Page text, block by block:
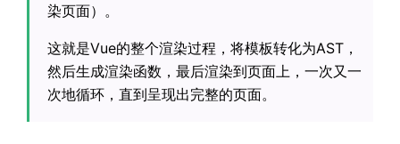
染页面）。
这就是Vue的整个渲染过程，将模板转化为AST，
然后生成渲染函数，最后渲染到页面上，一次又一
次地循环，直到呈现出完整的页面。